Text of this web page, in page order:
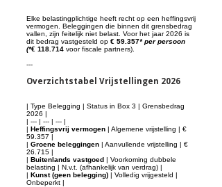
Elke belastingplichtige heeft recht op een heffingsvrij
vermogen. Beleggingen die binnen dit grensbedrag
vallen, zijn feitelijk niet belast. Voor het jaar 2026 is
dit bedrag vastgesteld op € 59.357* per persoon
(*€ 118.714 voor fiscale partners).
---
Overzichtstabel Vrijstellingen 2026
| Type Belegging | Status in Box 3 | Grensbedrag
2026 |
| --- | --- | --- |
| Heffingsvrij vermogen | Algemene vrijstelling | €
59.357 |
| Groene beleggingen | Aanvullende vrijstelling | €
26.715 |
| Buitenlands vastgoed | Voorkoming dubbele
belasting | N.v.t. (afhankelijk van verdrag) |
| Kunst (geen belegging) | Volledig vrijgesteld |
Onbeperkt |